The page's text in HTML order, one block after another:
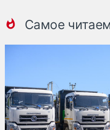
Самое